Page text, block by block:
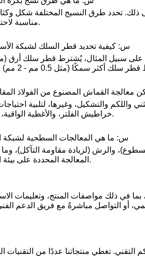
تحدد طرق النسيج المختلفة شكل
مناسبة لاحتياجات صناعية مختلفة.
س: كيفية تحديد قطر السلك لشبكة
القماش المصنوع من الفولاذ
واللكم والتشكيل، وغيرها، لتلبية
خراطيش الفلتر، والأغطية الواقية، وأحزمة النقل، وغيرها.
س: ما هي المعالجات السطحية لشبكة
والرش (لزيادة مقاومة التآكل)،
المعالجة المحددة على بيئة الاستخدام والاحتياجات.
في ذلك مواصفات المنتج، وتعليمات
أو التواصل مباشرةً مع فريق الدعم
تغطي منتجاتنا عددًا من التقنيات